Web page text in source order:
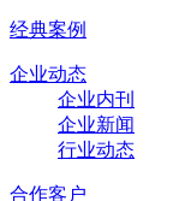
经典案例
企业动态
企业内刊
企业新闻
行业动态
合作客户